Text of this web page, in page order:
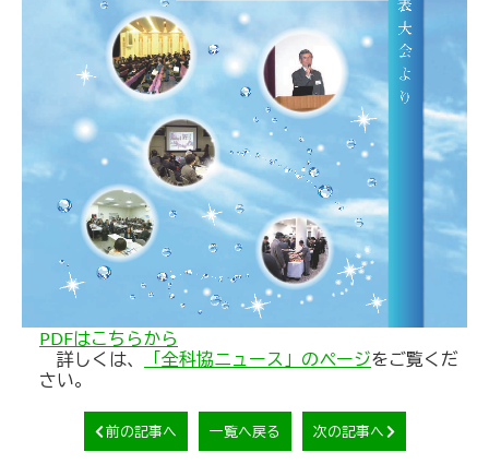
PDFはこちらから
詳しくは、
「全科協ニュース」のページをご覧くだ
さい。
前の記事へ 一覧へ戻る 次の記事へ